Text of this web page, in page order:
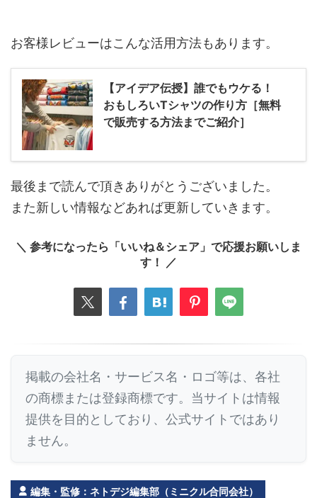
お客様レビューはこんな活用方法もあります。
【アイデア伝授】誰でもウケる！
おもしろいTシャツの作り方［無料
で販売する方法までご紹介］
最後まで読んで頂きありがとうございました。
また新しい情報などあれば更新していきます。
＼ 参考になったら「いいね＆シェア」で応援お願いしま
す！ ／
掲載の会社名・サービス名・ロゴ等は、各社
の商標または登録商標です。当サイトは情報
提供を目的としており、公式サイトではあり
ません。
編集・監修：ネトデジ編集部（ミニクル合同会社）